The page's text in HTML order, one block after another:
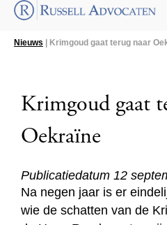
Nieuws | Krimgoud gaat terug naar
Krimgoud gaat
Oekraïne
Publicatiedatum 12
Na negen jaar is er
wie de schatten van de